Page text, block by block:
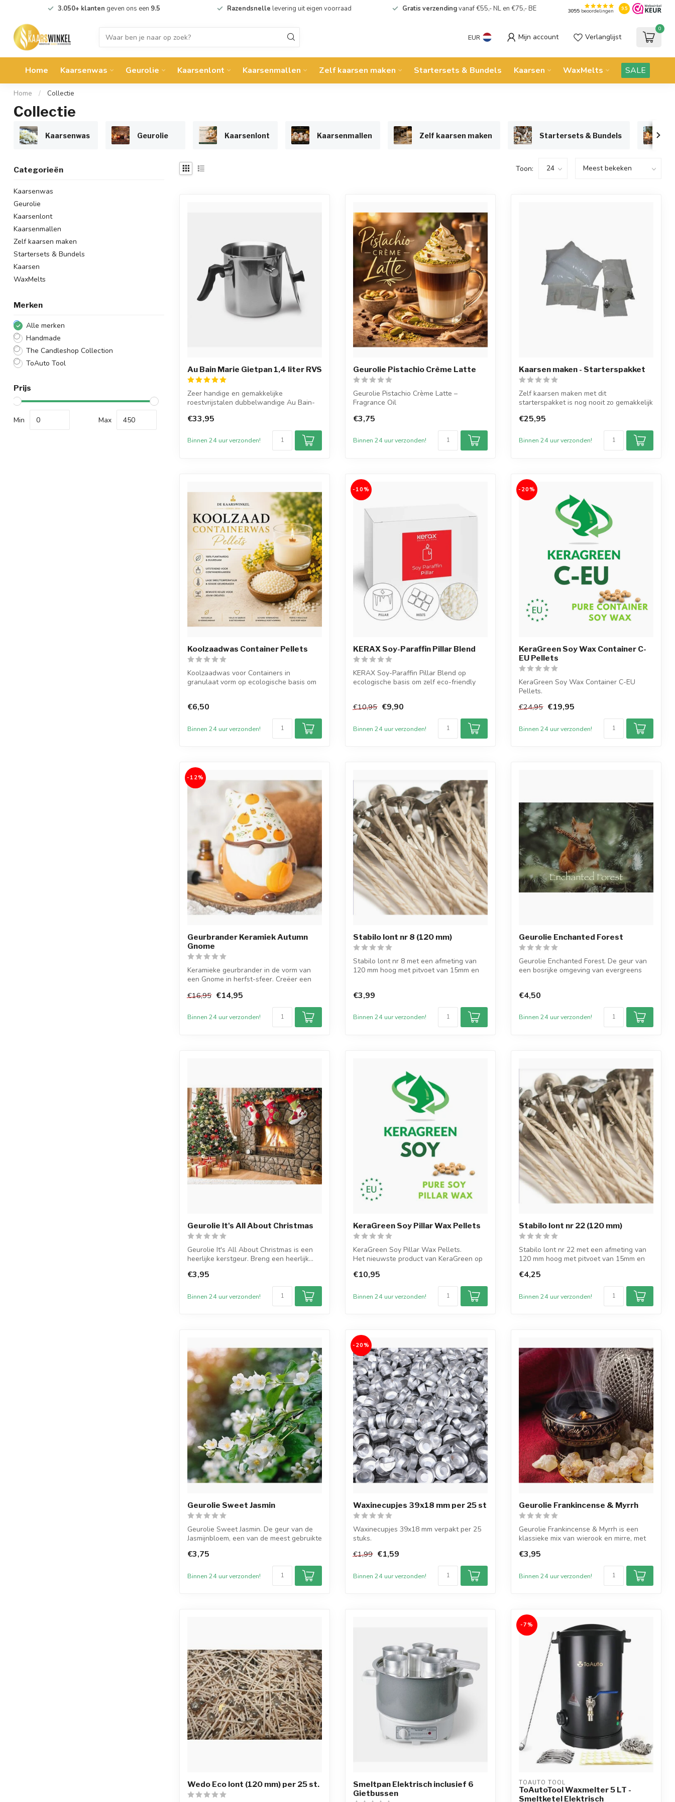
3.050+ klanten geven ons een 9.5 Razendsnelle levering uit eigen voorraad Gratis verzendingvanaf €55,- NL en €75,- BE 3055beoordelingen 9.5
EUR Mijn account Verlanglijst
0
Home Kaarsenwas Geurolie Kaarsenlont Kaarsenmallen Zelf kaarsen maken Startersets & Bundels Kaarsen WaxMelts SALE
Home / Collectie
Collectie
Kaarsenwas Geurolie Kaarsenlont Kaarsenmallen Zelf kaarsen maken Startersets & Bundels
Categorieën
Kaarsenwas
Geurolie
Kaarsenlont
Kaarsenmallen
Zelf kaarsen maken
Startersets & Bundels
Kaarsen
WaxMelts
Merken
Alle merken
Handmade
The Candleshop Collection
ToAuto Tool
Prijs
Min Max
Toon:
Au Bain Marie Gietpan 1,4 liter RVS
Zeer handige en gemakkelijke
roestvrijstalen dubbelwandige Au Bain-
€33,95
Binnen 24 uur verzonden!
Geurolie Pistachio Crème Latte
Geurolie Pistachio Crème Latte –
Fragrance Oil
Pistachio Crème Latte is een w...
€3,75
Binnen 24 uur verzonden!
Kaarsen maken - Starterspakket
Zelf kaarsen maken met dit
starterspakket is nog nooit zo gemakkelijk
€25,95
Binnen 24 uur verzonden!
Koolzaadwas Container Pellets
Koolzaadwas voor Containers in
granulaat vorm op ecologische basis om
€6,50
Binnen 24 uur verzonden!
-10%
KERAX Soy-Paraffin Pillar Blend
KERAX Soy-Paraffin Pillar Blend op
ecologische basis om zelf eco-friendly
€10,95 €9,90
Binnen 24 uur verzonden!
-20%
KeraGreen Soy Wax Container C-
EU Pellets
KeraGreen Soy Wax Container C-EU
Pellets.
€24,95 €19,95
Binnen 24 uur verzonden!
-12%
Geurbrander Keramiek Autumn
Gnome
Keramieke geurbrander in de vorm van
een Gnome in herfst-sfeer. Creëer een
€16,95 €14,95
Binnen 24 uur verzonden!
Stabilo lont nr 8 (120 mm)
Stabilo lont nr 8 met een afmeting van
120 mm hoog met pitvoet van 15mm en
€3,99
Binnen 24 uur verzonden!
Geurolie Enchanted Forest
Geurolie Enchanted Forest. De geur van
een bosrijke omgeving van evergreens
€4,50
Binnen 24 uur verzonden!
Geurolie It's All About Christmas
Geurolie It's All About Christmas is een
heerlijke kerstgeur. Breng een heerlijk...
€3,95
Binnen 24 uur verzonden!
KeraGreen Soy Pillar Wax Pellets
KeraGreen Soy Pillar Wax Pellets.
Het nieuwste product van KeraGreen op
€10,95
Binnen 24 uur verzonden!
Stabilo lont nr 22 (120 mm)
Stabilo lont nr 22 met een afmeting van
120 mm hoog met pitvoet van 15mm en
€4,25
Binnen 24 uur verzonden!
Geurolie Sweet Jasmin
Geurolie Sweet Jasmin. De geur van de
Jasmijnbloem, een van de meest gebruikte
€3,75
Binnen 24 uur verzonden!
-20%
Waxinecupjes 39x18 mm per 25 st
Waxinecupjes 39x18 mm verpakt per 25
stuks.
€1,99 €1,59
Binnen 24 uur verzonden!
Geurolie Frankincense & Myrrh
Geurolie Frankincense & Myrrh is een
klassieke mix van wierook en mirre, met
€3,95
Binnen 24 uur verzonden!
Wedo Eco lont (120 mm) per 25 st.
Smeltpan Elektrisch inclusief 6
Gietbussen
-7%
TOAUTO TOOL
ToAutoTool Waxmelter 5 LT -
Smeltketel Elektrisch